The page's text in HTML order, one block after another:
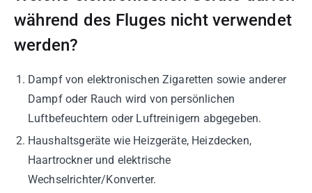
während des Fluges nicht verwendet
werden?
Dampf von elektronischen Zigaretten sowie anderer
Dampf oder Rauch wird von persönlichen
Luftbefeuchtern oder Luftreinigern abgegeben.
Haushaltsgeräte wie Heizgeräte, Heizdecken,
Haartrockner und elektrische
Wechselrichter/Konverter.